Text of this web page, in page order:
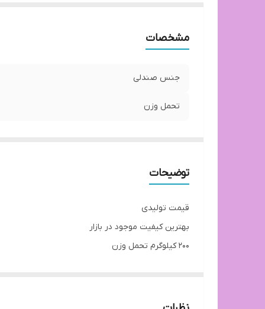
مشخصات
جنس صندلی
تحمل وزن
توضیحات
قیمت تولیدی
بهترین کیفیت موجود در بازار
200 کیلوگرم تحمل وزن
توجه: ارسال از تهران و هزینه ارسال از درب